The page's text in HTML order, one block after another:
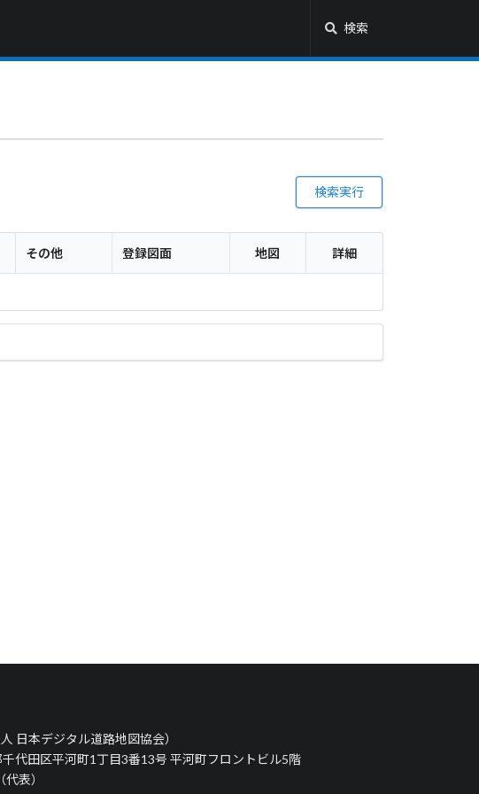
検索
検索実行
その他 登録図面 地図 詳細
日本デジタル道路地図協会）
代田区平河町1丁目3番13号 平河町フロントビル5階
表）